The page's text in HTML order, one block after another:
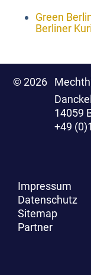
Green
Berliner
© 2026
14059
+49
Impressum
Datenschutz
Sitemap
Partner